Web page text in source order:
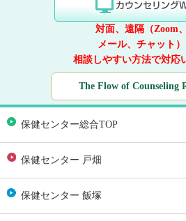
対面、遠隔（Zoom
メール、チャット）
相談しやすい方法で対応
The Flow of Counseling
保健センター総合TOP
保健センター 戸畑
保健センター 飯塚